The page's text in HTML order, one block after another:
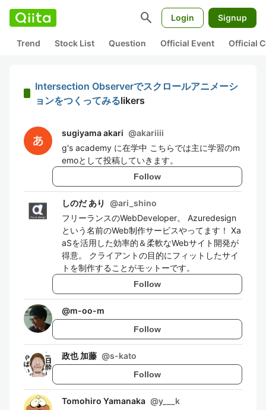
search Login Signup
Trend Stock List Question Official Event Official
Intersection Observerでスクロールアニメーシ
ョンをつくってみるlikers
sugiyama akari @akariiii
g's academy に在学中 こちらでは主に学習のm
emoとして投稿していきます。
Follow
しのだ あり @ari_shino
フリーランスのWebDeveloper。 Azuredesign
という名前のWeb制作サービスやってます！ Xa
aSを活用した効率的＆柔軟なWebサイト開発が
得意。 クライアントの目的にフィットしたサイ
トを制作することがモットーです。
Follow
@m-oo-m
Follow
政也 加藤 @s-kato
Follow
Tomohiro Yamanaka @y___k